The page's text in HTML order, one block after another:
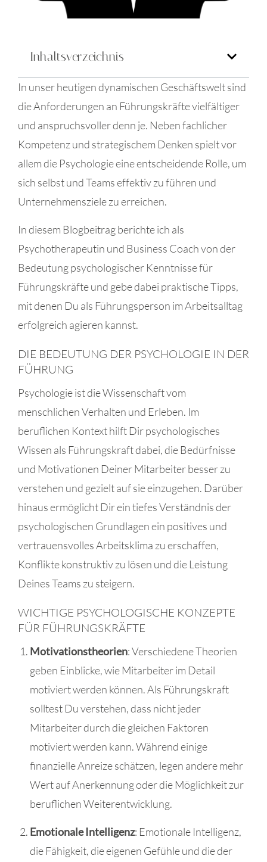
Inhaltsverzeichnis
In unser heutigen dynamischen Geschäftswelt sind
die Anforderungen an Führungskräfte vielfältiger
und anspruchsvoller denn je. Neben fachlicher
Kompetenz und strategischem Denken spielt vor
allem die Psychologie eine entscheidende Rolle, um
sich selbst und Teams effektiv zu führen und
Unternehmensziele zu erreichen.
In diesem Blogbeitrag berichte ich als
Psychotherapeutin und Business Coach von der
Bedeutung psychologischer Kenntnisse für
Führungskräfte und gebe dabei praktische Tipps,
mit denen Du als Führungsperson im Arbeitsalltag
erfolgreich agieren kannst.
DIE BEDEUTUNG DER PSYCHOLOGIE IN DER
FÜHRUNG
Psychologie ist die Wissenschaft vom
menschlichen Verhalten und Erleben. Im
beruflichen Kontext hilft Dir psychologisches
Wissen als Führungskraft dabei, die Bedürfnisse
und Motivationen Deiner Mitarbeiter besser zu
verstehen und gezielt auf sie einzugehen. Darüber
hinaus ermöglicht Dir ein tiefes Verständnis der
psychologischen Grundlagen ein positives und
vertrauensvolles Arbeitsklima zu erschaffen,
Konflikte konstruktiv zu lösen und die Leistung
Deines Teams zu steigern.
WICHTIGE PSYCHOLOGISCHE KONZEPTE
FÜR FÜHRUNGSKRÄFTE
Motivationstheorien: Verschiedene Theorien
geben Einblicke, wie Mitarbeiter im Detail
motiviert werden können. Als Führungskraft
solltest Du verstehen, dass nicht jeder
Mitarbeiter durch die gleichen Faktoren
motiviert werden kann. Während einige
finanzielle Anreize schätzen, legen andere mehr
Wert auf Anerkennung oder die Möglichkeit zur
beruflichen Weiterentwicklung.
Emotionale Intelligenz: Emotionale Intelligenz,
die Fähigkeit, die eigenen Gefühle und die der